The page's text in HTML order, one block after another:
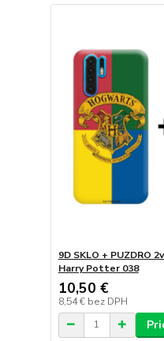
9D SKLO + PUZDRO
Harry Potter 038
10,50 €
8,54 € bez DPH